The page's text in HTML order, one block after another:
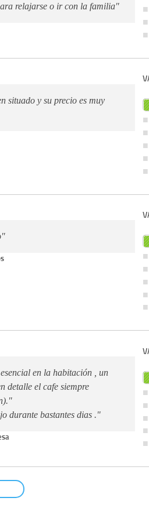
relajarse o ir con la familia"
situado y su precio es muy
en la habitación , un
detalle el cafe siempre
durante bastantes dias ."